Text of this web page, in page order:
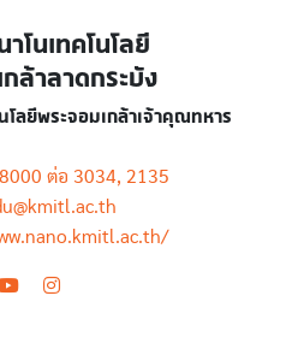
โนเทคโนโลยี
ล้าลาดกระบัง
โลยีพระจอมเกล้าเจ้าคุณทหาร
ต่อ 3034, 2135